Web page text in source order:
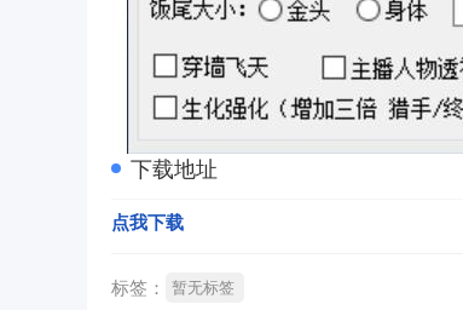
下载地址
点我下载
标签： 暂无标签